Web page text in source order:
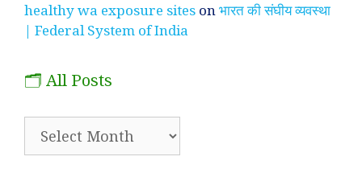
healthy wa exposure sites onभारत की संघीय व्यवस्था
| Federal System of India
🗂️ All Posts